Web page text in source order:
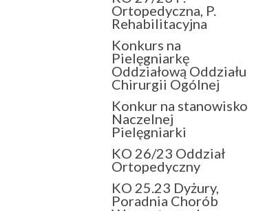
Ortopedyczna, P.
Rehabilitacyjna
Konkurs na
Pielęgniarkę
Oddziałową Oddziału
Chirurgii Ogólnej
Konkur na stanowisko
Naczelnej
Pielęgniarki
KO 26/23 Oddział
Ortopedyczny
KO 25.23 Dyżury,
Poradnia Chorób